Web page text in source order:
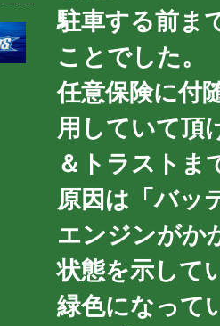
駐車する前ま
ことでした。
任意保険に付
用していて頂
＆トラストま
原因は「バッ
エンジンがか
状態を示して
緑色になって